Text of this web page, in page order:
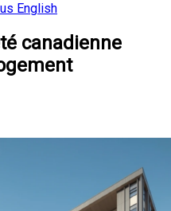
English
canadienne